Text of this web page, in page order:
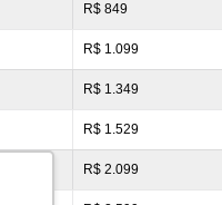
R$ 849
R$ 1.099
R$ 1.349
R$ 1.529
R$ 2.099